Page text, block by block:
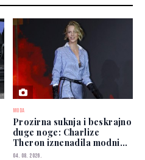
MODA
Prozirna suknja i beskrajno
duge noge: Charlize
Theron iznenadila modnim
izborom
04. 08. 2026.